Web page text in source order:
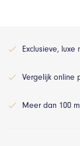
Exclusieve,
Vergelijk online
Meer dan 100